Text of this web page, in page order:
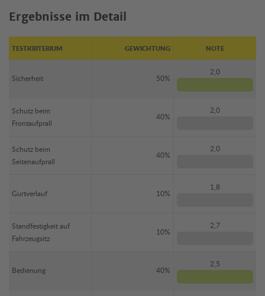
Ergebnisse im Detail
TESTKRITERIUM GEWICHTUNG NOTE
Sicherheit 50%
2,0
Schutz beim
Frontaufprall
40%
2,0
Schutz beim
Seitenaufprall
40%
2,0
Gurtverlauf 10%
1,8
Standfestigkeit auf
Fahrzeugsitz
10%
2,7
Bedienung 40%
2,5